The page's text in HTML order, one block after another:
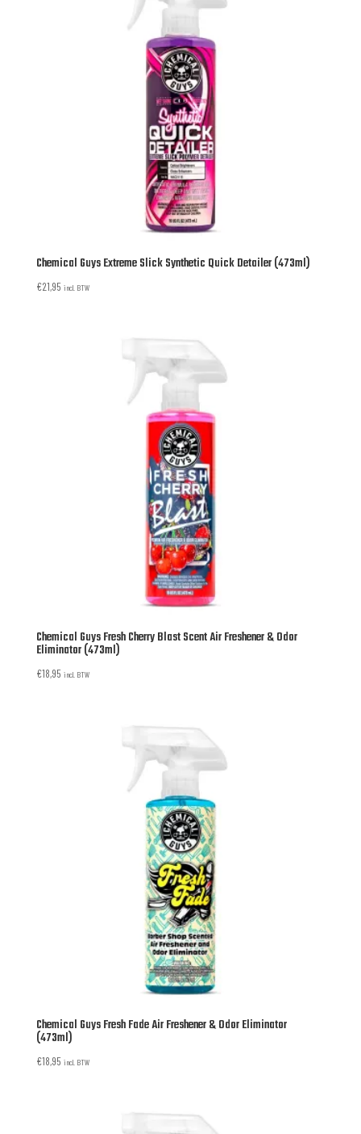
Chemical Guys Extreme Slick Synthetic Quick Detailer (473ml)
€21,95 incl. BTW
Chemical Guys Fresh Cherry Blast Scent Air Freshener & Odor
Eliminator (473ml)
€18,95 incl. BTW
Chemical Guys Fresh Fade Air Freshener & Odor Eliminator
(473ml)
€18,95 incl. BTW